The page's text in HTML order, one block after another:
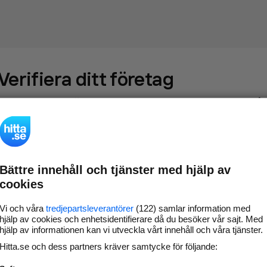
ditt företag
som69 538företag - ta kontroll över din företagssida på
hitta.se och syns bättre mot kunder i ditt närområde. Helt
kostnadsfritt.
Uppdatera din
företagsinformation
Svara på och hantera dina
Gå vidare
Bättre innehåll och tjänster med hjälp av
cookies
Vi och våra tredjepartsleverantörer (122) samlar information med
hjälp av cookies och enhetsidentifierare då du besöker vår sajt. Med
hjälp av informationen kan vi utveckla vårt innehåll och våra tjänster.
Hitta.se och dess partners kräver samtycke för följande: